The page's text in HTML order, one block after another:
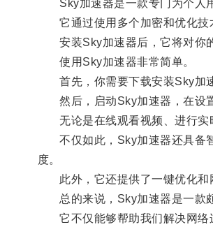
Sky加速器是一款专门为个人用
它通过使用多个加密和优化技
安装Sky加速器后，它将对你的
使用Sky加速器非常简单。
首先，你需要下载安装Sky加速
然后，启动Sky加速器，在设置
无论是在线观看视频、进行实
不仅如此，Sky加速器还具备智
度。
此外，它还提供了一键优化和
总的来说，Sky加速器是一款颇
它不仅能够帮助我们解决网络